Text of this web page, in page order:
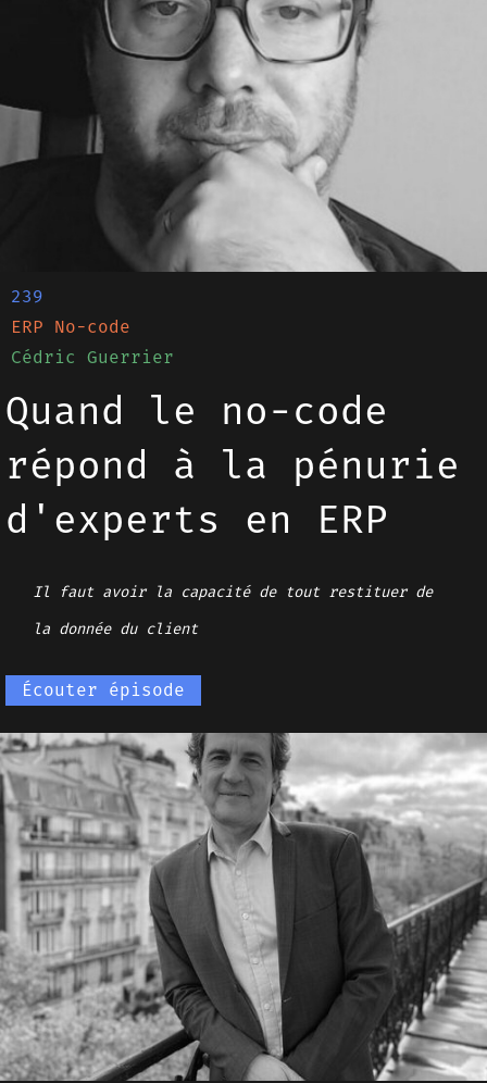
239
ERP No-code
Cédric Guerrier
Quand le no-code
répond à la pénurie
d'experts en ERP
Il faut avoir la capacité de tout restituer de
la donnée du client
Écouter épisode